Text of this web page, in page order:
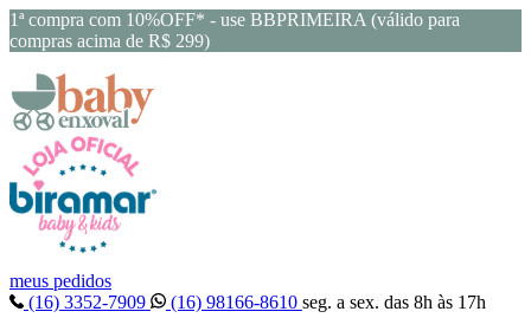
1ª compra com 10%OFF* - use BBPRIMEIRA (válido para
compras acima de R$ 299)
meus pedidos
(16) 3352-7909
(16) 98166-8610 seg. a sex. das 8h às 17h